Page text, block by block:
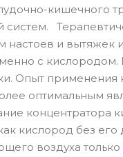
кишечного
систем.
и вытяжек
с кислородом.
Опыт применения
оптимальным
концентратора
кислород без
воздуха